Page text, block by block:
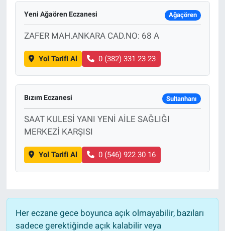
Yeni Ağaören Eczanesi Ağaçören
ZAFER MAH.ANKARA CAD.NO: 68 A
Yol Tarifi Al 0 (382) 331 23 23
Bızım Eczanesi Sultanhanı
SAAT KULESİ YANI YENİ AİLE SAĞLIĞI
MERKEZİ KARŞISI
Yol Tarifi Al 0 (546) 922 30 16
Her eczane gece boyunca açık olmayabilir, bazıları
sadece gerektiğinde açık kalabilir veya